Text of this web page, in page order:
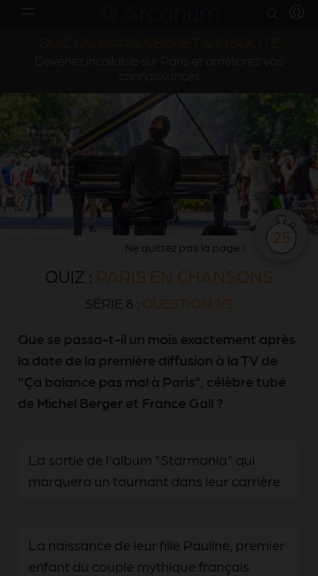
QUIZ DU PARIS SECRET & INSOLITE
Devenez incollable sur Paris et améliorez vos
connaissances
Ne quittez pas la page !
25
QUIZ : PARIS EN CHANSONS
SÉRIE 8 : QUESTION 1/5
Que se passa-t-il un mois exactement après
la date de la première diffusion à la TV de
"Ça balance pas mal à Paris", célèbre tube
de Michel Berger et France Gall ?
La sortie de l'album "Starmania" qui
marquera un tournant dans leur carrière
La naissance de leur fille Pauline, premier
enfant du couple mythique français